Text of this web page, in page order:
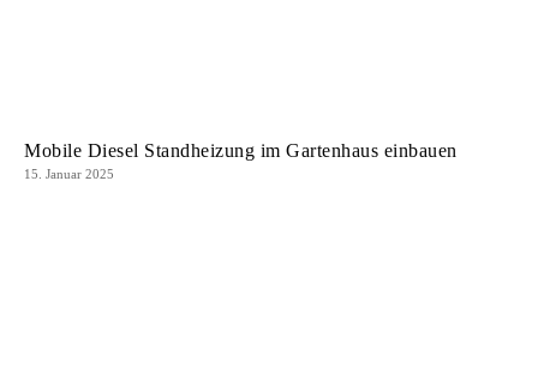
Mobile Diesel Standheizung im Gartenhaus einbauen
15. Januar 2025